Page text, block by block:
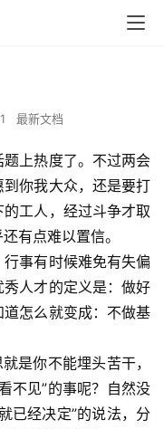
最新文档
上热度了。不过两会
你我大众，还是要打
工人，经过斗争才取
有点难以置信。
事有时候难免有失偏
人才的定义是：做好
怎么就变成：不做基
是你不能埋头苦干，
不见”的事呢？自然没
已经决定”的说法，分